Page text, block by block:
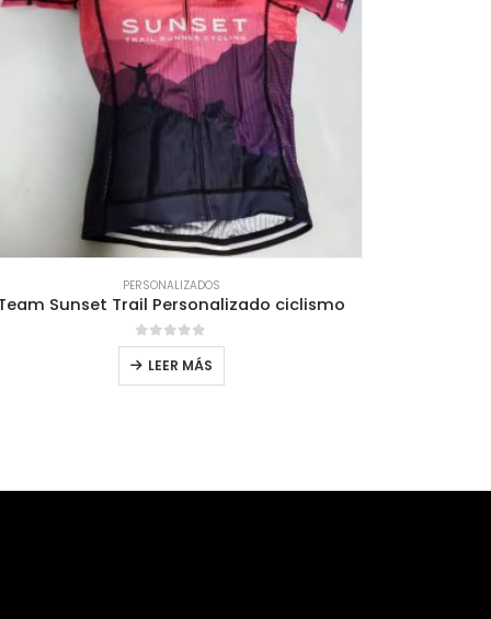
PERSONALIZADOS
Sunset Trail Personalizado ciclismo
0out of 5
LEER MÁS